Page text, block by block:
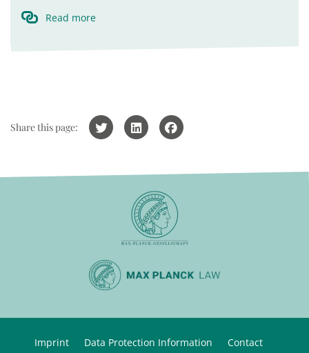
Read more
Share this page:
Imprint Data Protection Information Contact